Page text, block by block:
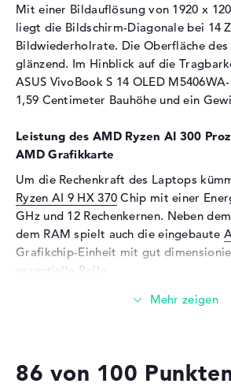
Kartenleser
Unterstützte Flash-
Speicherkarten
microSD
Audio
Webcam
Eingabegeräte
Eingabegeräte
Multi-
Tastatur
Tastatur
Beleuchtet
Erweiterung / Konnektivität
Mit einer Bildauflösung von 1920 x
liegt die Bildschirm-Diagonale bei 14
Bildwiederholrate. Die Oberfläche des
glänzend. Im Hinblick auf die
ASUS VivoBook S 14 OLED
1,59 Centimeter Bauhöhe und ein
Leistung des AMD Ryzen AI 300
AMD Grafikkarte
Um die Rechenkraft des Laptops
Ryzen AI 9 HX 370 Chip mit einer
GHz und 12 Rechenkernen. Neben
dem RAM spielt auch die eingebaute
Grafikchip-Einheit mit gut
essentielle Rolle.
Wieviel Speicher hat das ASUS
setzt auf einen 24 GByte stattlichen
86 von 100